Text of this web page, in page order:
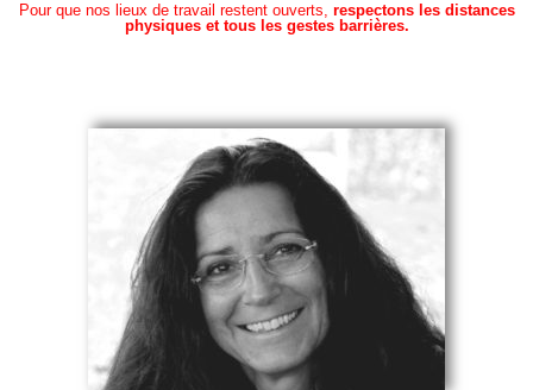
Pour que nos lieux de travail restent ouverts, respectons les distances
physiques et tous les gestes barrières.